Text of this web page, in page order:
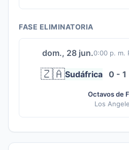
FASE ELIMINATORIA
dom., 28 jun.0:00 p. m.
🇿🇦Sudáfrica 0 - 1
Octavos de
Los